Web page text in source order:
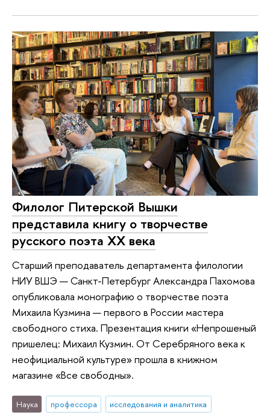
Филолог Питерской Вышки
представила книгу о творчестве
русского поэта ХХ века
Старший преподаватель департамента филологии
НИУ ВШЭ — Санкт-Петербург Александра Пахомова
опубликовала монографию о творчестве поэта
Михаила Кузмина — первого в России мастера
свободного стиха. Презентация книги «Непрошеный
пришелец: Михаил Кузмин. От Серебряного века к
неофициальной культуре» прошла в книжном
магазине «Все свободны».
Наука профессора исследования и аналитика